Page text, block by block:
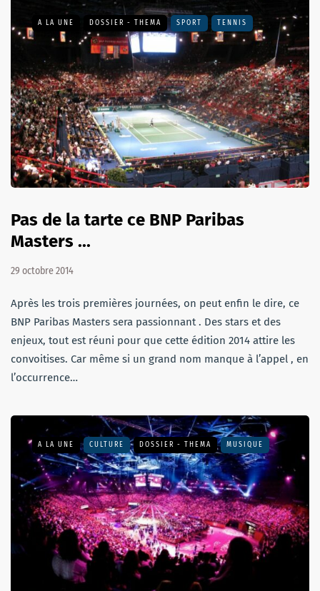
A LA UNE DOSSIER - THEMA SPORT TENNIS
Pas de la tarte ce BNP Paribas
Masters ...
29 octobre 2014
Après les trois premières journées, on peut enfin le dire, ce
BNP Paribas Masters sera passionnant . Des stars et des
enjeux, tout est réuni pour que cette édition 2014 attire les
convoitises. Car même si un grand nom manque à l’appel , en
l’occurrence…
A LA UNE CULTURE DOSSIER - THEMA MUSIQUE